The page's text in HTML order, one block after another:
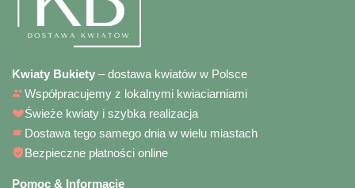
Kwiaty Bukiety – dostawa kwiatów w Polsce
Współpracujemy z lokalnymi kwiaciarniami
Świeże kwiaty i szybka realizacja
Dostawa tego samego dnia w wielu miastach
Bezpieczne płatności online
Pomoc & Informacje